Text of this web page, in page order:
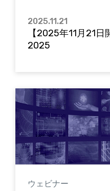
2025.11.21
【2025年11月21
2025
ウェビナー